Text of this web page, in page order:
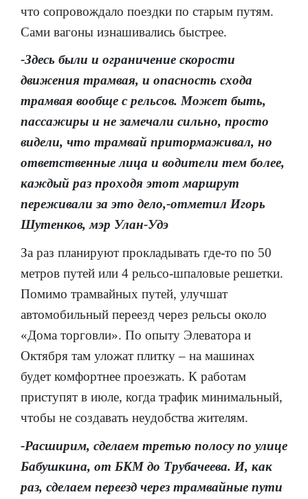
что сопровождало поездки по старым путям.
Сами вагоны изнашивались быстрее.
-Здесь были и ограничение скорости
движения трамвая, и опасность схода
трамвая вообще с рельсов. Может быть,
пассажиры и не замечали сильно, просто
видели, что трамвай притормаживал, но
ответственные лица и водители тем более,
каждый раз проходя этот маршрут
переживали за это дело,-отметил Игорь
Шутенков, мэр Улан-Удэ
За раз планируют прокладывать где-то по 50
метров путей или 4 рельсо-шпаловые решетки.
Помимо трамвайных путей, улучшат
автомобильный переезд через рельсы около
«Дома торговли». По опыту Элеватора и
Октября там уложат плитку – на машинах
будет комфортнее проезжать. К работам
приступят в июле, когда трафик минимальный,
чтобы не создавать неудобства жителям.
-Расширим, сделаем третью полосу по улице
Бабушкина, от БКМ до Трубачеева. И, как
раз, сделаем переезд через трамвайные пути